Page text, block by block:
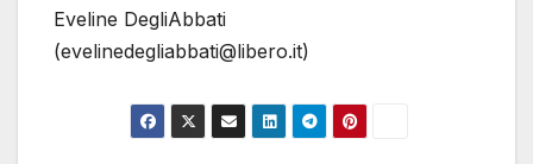
Eveline DegliAbbati
(evelinedegliabbati@libero.it)